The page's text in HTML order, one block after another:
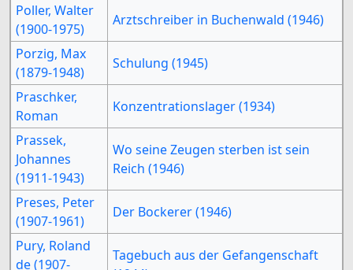
Poller, Walter
(1900-1975)
Arztschreiber in Buchenwald (1946)
Porzig, Max
(1879-1948)
Schulung (1945)
Praschker,
Roman
Konzentrationslager (1934)
Prassek,
Johannes
(1911-1943)
Wo seine Zeugen sterben ist sein
Reich (1946)
Preses, Peter
(1907-1961)
Der Bockerer (1946)
Pury, Roland
de (1907-
Tagebuch aus der Gefangenschaft